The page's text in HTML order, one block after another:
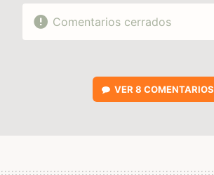
Comentarios cerrados
VER 8 COMENTARIOS